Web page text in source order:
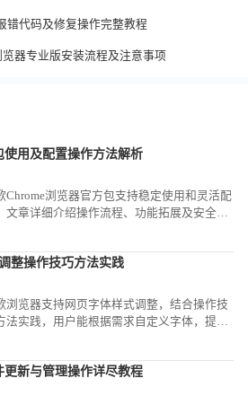
错代码及修复操作完整教程
览器专业版安装流程及注意事项
用及配置操作方法解析
Chrome浏览器官方包支持稳定使用和灵活配
文章详细介绍操作流程、功能拓展及安全设
整操作技巧方法实践
浏览器支持网页字体样式调整，结合操作技
法实践，用户能根据需求自定义字体，提高
更新与管理操作详尽教程